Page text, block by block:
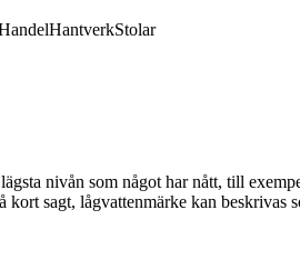
HantverkStolar
nivån som något har nått, till
sagt, lågvattenmärke kan